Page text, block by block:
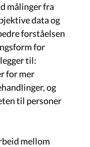
målinger fra
data og
forståelsen
for
til:
for mer
og
til personer
mellom